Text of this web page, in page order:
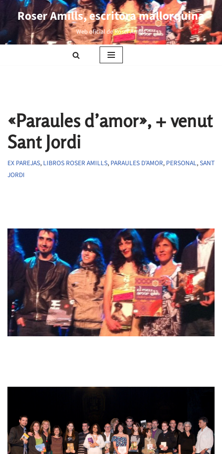
Saltar
al
Roser Amills, escritora mallorquina
Web oficial de Roser Amills
«Paraules d’amor», + venut
Sant Jordi
EX PAREJAS, LIBROS ROSER AMILLS, PARAULES D'AMOR, PERSONAL,SANT
JORDI